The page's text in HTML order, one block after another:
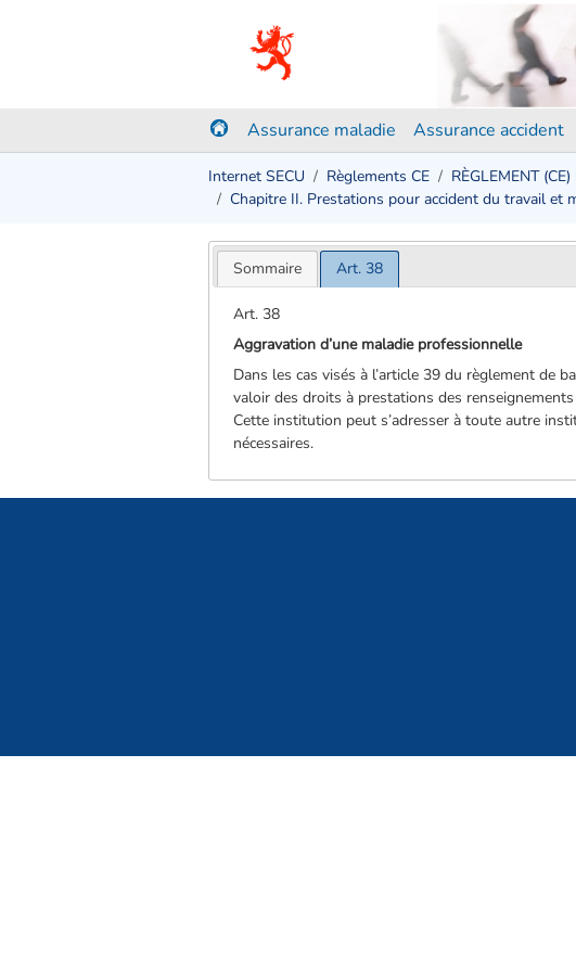
Assurance maladie Assurance accident
Internet SECU Règlements CE RÈGLEMENT
Chapitre II. Prestations pour accident du travail et
Sommaire Art. 38
Art. 38
Aggravation d’une maladie professionnelle
Dans les cas visés à l’article 39 du règlement de
valoir des droits à prestations des
Cette institution peut s’adresser à toute autre
nécessaires.